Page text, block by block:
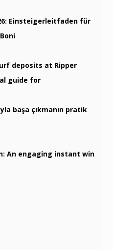
Einsteigerleitfaden für
deposits at Ripper
guide for
başa çıkmanın pratik
An engaging instant win